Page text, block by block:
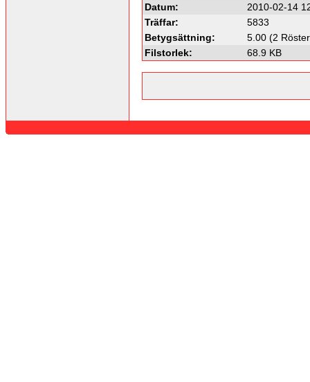
Datum:
2010-02-14
Träffar:
5833
Betygsättning:
5.00 (2
Filstorlek:
68.9 KB